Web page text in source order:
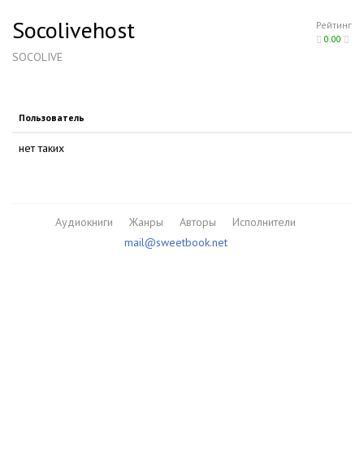
Рейтинг
0.00
Socolivehost
SOCOLIVE
Пользователь
нет таких
Аудиокниги Жанры Авторы
Исполнители
mail@sweetbook.net